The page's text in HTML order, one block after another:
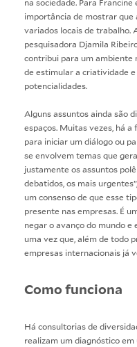
importância de mostrar que
variados locais de trabalho.
pesquisadora Djamila
contribui para um ambiente
de estimular a criatividade
potencialidades.
Alguns assuntos ainda são
espaços. Muitas vezes, há
para iniciar um diálogo ou
se envolvem temas que
justamente os assuntos
debatidos, os mais
um consenso de que esse
presente nas empresas. É
negar o avanço do mundo e
uma vez que, além de todo
empresas internacionais já
Como funciona
Há consultorias de
realizam um diagnóstico